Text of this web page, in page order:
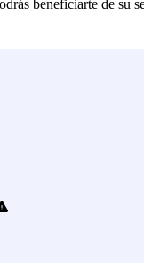
beneficiarte de su